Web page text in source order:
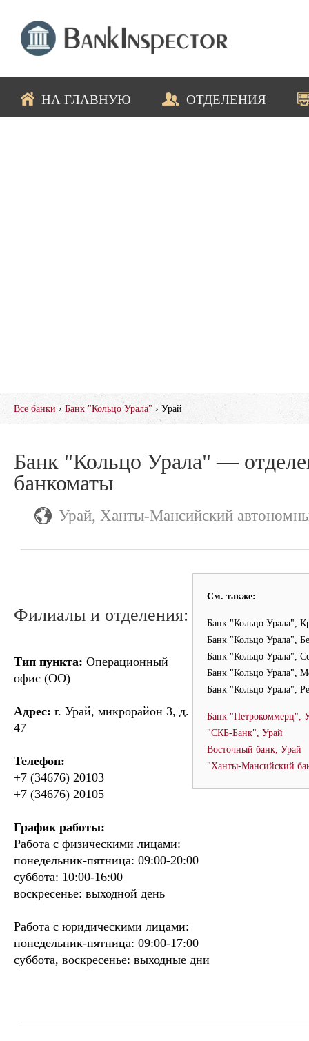
НА ГЛАВНУЮ ОТДЕЛЕНИЯ
Все банки › Банк "Кольцо Урала"› Урай
Банк "Кольцо Урала" —
банкоматы
Урай, Ханты-Мансийский
См. также:
Банк "Кольцо Урала",
Банк "Кольцо Урала",
Банк "Кольцо Урала",
Банк "Кольцо Урала",
Банк "Кольцо Урала",
Банк "Петрокоммерц",
"СКБ-Банк", Урай
Восточный банк, Урай
"Ханты-Мансийский
Филиалы и отделения:
Тип пункта: Операционный
офис (ОО)
Адрес: г. Урай, микрорайон 3, д.
47
Телефон:
+7 (34676) 20103
+7 (34676) 20105
График работы:
Работа с физическими лицами:
понедельник-пятница: 09:00-20:00
суббота: 10:00-16:00
воскресенье: выходной день
Работа с юридическими лицами:
понедельник-пятница: 09:00-17:00
суббота, воскресенье: выходные дни